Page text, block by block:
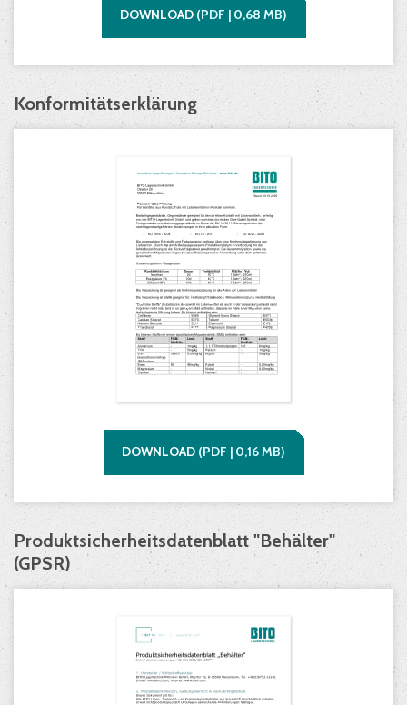
DOWNLOAD (PDF | 0,68 MB)
Konformitätserklärung
DOWNLOAD (PDF | 0,16MB)
Produktsicherheitsdatenblatt "Behälter"
(GPSR)